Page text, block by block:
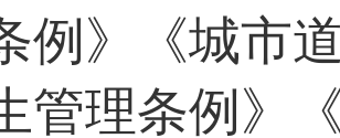
例》《城市
管理条例》